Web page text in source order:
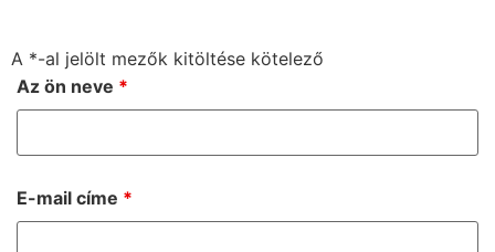
A *-al jelölt mezők kitöltése kötelező
Az ön neve *
E-mail címe *